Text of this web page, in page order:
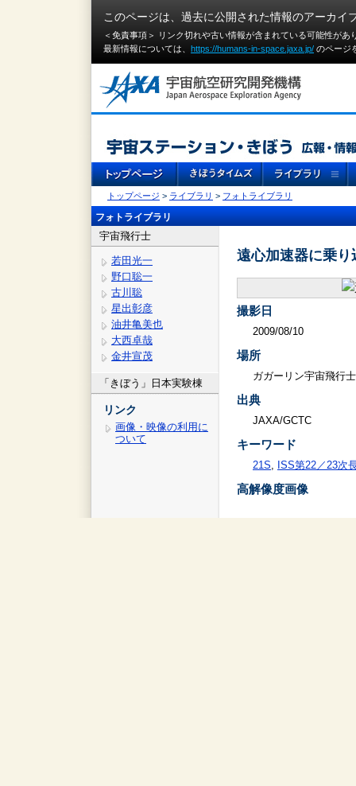
このページは、過去に公開された情報のアーカイ
＜免責事項＞ リンク切れや古い情報が含まれている可能性が
最新情報については、 https://humans-in-space.jaxa.jp/ のページ
トップページ > ライブラリ > フォトライブラリ
フォトライブラリ
宇宙飛行士
若田光一
野口聡一
古川聡
星出彰彦
油井亀美也
大西卓哉
金井宣茂
「きぼう」日本実験棟
リンク
画像・映像の利用に
ついて
遠心加速器に乗
撮影日
2009/08/10
場所
ガガーリン宇宙飛行
出典
JAXA/GCTC
キーワード
21S, ISS第22／23次
高解像度画像